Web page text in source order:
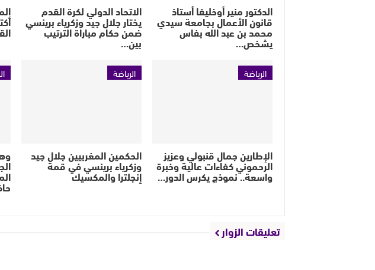
الدكتور منير أوخليفا أستاذ
قانون الأعمال بجامعة سيدي
محمد بن عبد الله بفاس
يشخص…
الاتحاد الدولي لكرة القدم
يختار جلال جيد وزكرياء برينسي
ضمن حكام مباراة الترتيب
بين…
الرياضة
الإطارين جمال قنبولي وعزيز
الرحموني كفاءات عالية وخبرة
واسعة.. نموذج يكرس الدور…
الرياضة
الحكمين المغربيين جلال جيد
وزكرياء برينسي في قمة
إنجلترا والمكسيك
تعليقات الزوار